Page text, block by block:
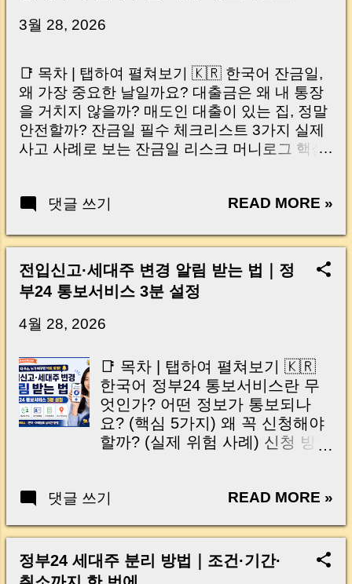
3월 28, 2026
📑 목차 | 탭하여 펼쳐보기 🇰🇷 한국어 잔금일,
왜 가장 중요한 날일까요? 대출금은 왜 내 통장
을 거치지 않을까? 매도인 대출이 있는 집, 정말
안전할까? 잔금일 필수 체크리스트 3가지 실제
사고 사례로 보는 잔금일 리스크 머니로그 핵심
Your Account Is It Safe If the Seller Has a
Real Risks and Mistakes to Avoid MoneyLog
Key Takeaway 혹시 이런 생각 해보신 적 있으
신가요? “잔금일… 그냥 돈 보내고 끝나는 거 아
닌가요?” 하지만 현장에서 보면 전혀 그렇지 않
습니다. 잔금일은 ‘서류 몇 장 처리하는 날’이 아
이는 가장 긴장되는 순간 입니다. 실제로 제가
중개 현장에서 겪었던 일입니다. 금요일 오후 3
시, 이체 한도에 막혀 송금이 멈췄고 그 자리에
서 계약이 무산될 뻔한 아찔한 상황이 있었습니
다. 또 어떤 분은 이렇게 말씀하십니다. “내 대출
인데 왜 내 통장으로 안 들어오죠?” “매도인이 대
사실은 ‘구조’를 몰라서 생기는 걱정입니다. 그래
서 오늘은 잔금일에 실제로 돈이 어떻게 움직이
는지, 왜 사고가 나는지, 그리고 무엇을 꼭 준비
드리겠습니다. 이 글 하나만 제대로 이해하시면,
댓글 쓰기 READ MORE »
전입신고·세대주 변경 알림 받는 법｜정
부24 통보서비스 3분 설정
4월 28, 2026
📑 목차 | 탭하여 펼쳐보기 🇰🇷
한국어 정부24 통보서비스란 무
엇인가? 어떤 정보가 통보되나
요? (핵심 5가지) 왜 꼭 신청해야
할까? (실제 위험 사례) 신청 방법
Gov24 Notification Service?
Receive? Why You Must Activate
It How to Apply (Step-by-Step)
Tips & Important Notes 요즘 전
댓글 쓰기 READ MORE »
정부24 세대주 분리 방법｜조건·기간·